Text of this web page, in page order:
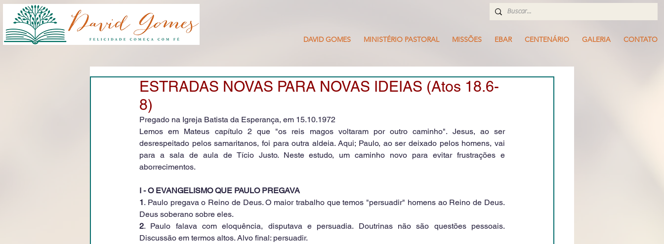
DAVID GOMES MINISTÉRIO PASTORAL MISSÕES EBAR CENTENÁRIO GALERIA CONTATO
ESTRADAS NOVAS PARA NOVAS IDEIAS (Atos 18.6-
8)
Pregado na Igreja Batista da Esperança, em 15.10.1972
Lemos em Mateus capítulo 2 que "os reis magos voltaram por outro caminho". Jesus, ao ser
desrespeitado pelos samaritanos, foi para outra aldeia. Aqui; Paulo, ao ser deixado pelos homens, vai
para a sala de aula de Tício Justo. Neste estudo, um caminho novo para evitar frustrações e
aborrecimentos.
I - O EVANGELISMO QUE PAULO PREGAVA
1. Paulo pregava o Reino de Deus. O maior trabalho que temos "persuadir" homens ao Reino de Deus.
Deus soberano sobre eles.
2. Paulo falava com eloquência, disputava e persuadia. Doutrinas não são questões pessoais.
Discussão em termos altos. Alvo final: persuadir.